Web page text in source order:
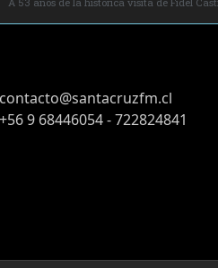
contacto@santacruzfm.cl
+56 9 68446054 - 722824841